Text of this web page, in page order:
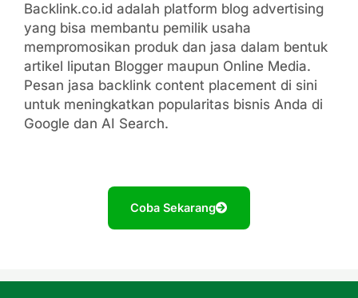
Backlink.co.id adalah platform blog advertising
yang bisa membantu pemilik usaha
mempromosikan produk dan jasa dalam bentuk
artikel liputan Blogger maupun Online Media.
Pesan jasa backlink content placement di sini
untuk meningkatkan popularitas bisnis Anda di
Google dan AI Search.
Coba Sekarang